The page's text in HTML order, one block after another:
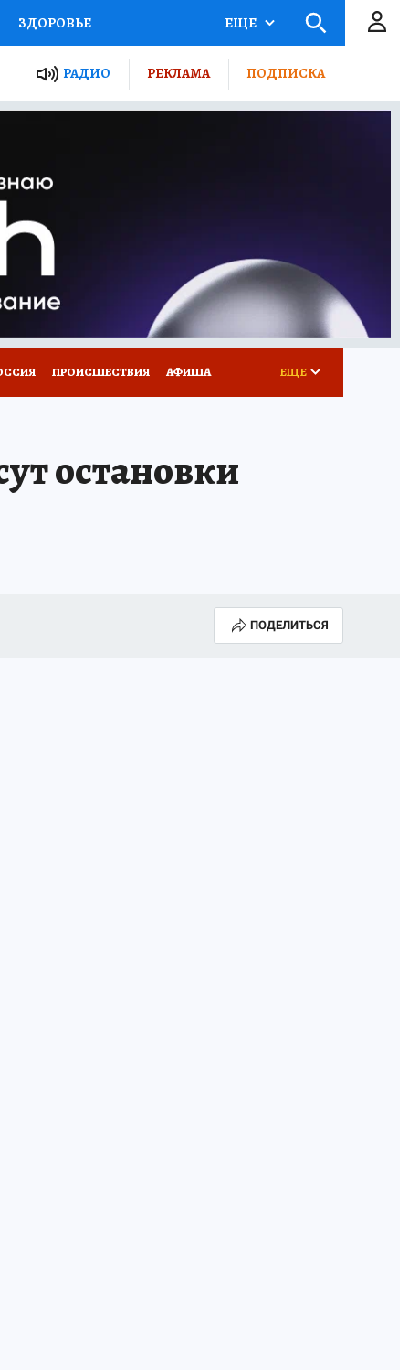
ЗДОРОВЬЕ
РОССИИ
ПУТЕВОДИТЕЛЬ
ПОТРЕБИТЕЛЯ
ЕЩЕ
РАДИО РЕКЛАМА ПОДПИСКА
ПРОИСШЕСТВИЯ АФИША ЕЩЕ
остановки
ПОДЕЛИТЬСЯ